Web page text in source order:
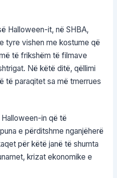
Halloween-it, në SHBA,
tyre vishen me kostume që
të frikshëm të filmave
Në këtë ditë, qëllimi
të paraqitet sa më tmerrues
in që të
e përditshme nganjëherë
për këtë janë të shumta
krizat ekonomike e